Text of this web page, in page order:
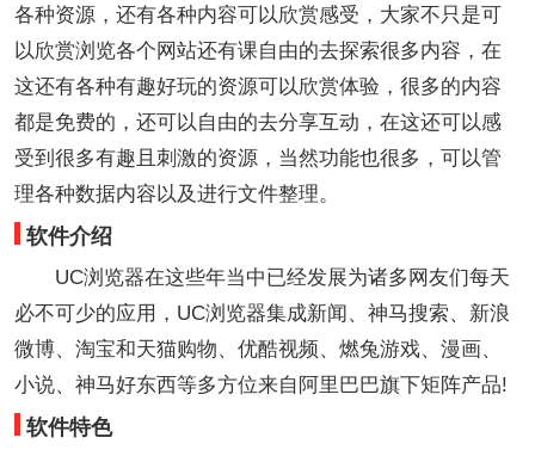
各种资源，还有各种内容可以欣赏感受，大家不只是可
以欣赏浏览各个网站还有课自由的去探索很多内容，在
这还有各种有趣好玩的资源可以欣赏体验，很多的内容
都是免费的，还可以自由的去分享互动，在这还可以感
受到很多有趣且刺激的资源，当然功能也很多，可以管
理各种数据内容以及进行文件整理。
软件介绍
UC浏览器在这些年当中已经发展为诸多网友们每天
必不可少的应用，UC浏览器集成新闻、神马搜索、新浪
微博、淘宝和天猫购物、优酷视频、燃兔游戏、漫画、
小说、神马好东西等多方位来自阿里巴巴旗下矩阵产品!
软件特色